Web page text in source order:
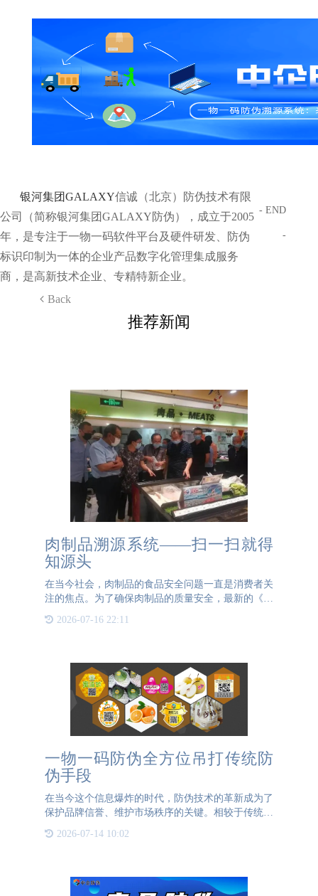
银河集团GALAXY信诚（北京）防伪技术有限
公司（简称银河集团GALAXY防伪），成立于2005
年，是专注于一物一码软件平台及硬件研发、防伪
标识印制为一体的企业产品数字化管理集成服务
商，是高新技术企业、专精特新企业。
Back
- END
-
推荐新闻
肉制品溯源系统——扫一扫就得
知源头
在当今社会，肉制品的食品安全问题一直是消费者关
注的焦点。为了确保肉制品的质量安全，最新的《食
品安全法》要求食品企业必须实施食品可追溯系统。
这一规定的目的是通过透明化生产流程来强化食品的
2026-07-16 22:11
一物一码防伪全方位吊打传统防
伪手段
在当今这个信息爆炸的时代，防伪技术的革新成为了
保护品牌信誉、维护市场秩序的关键。相较于传统防
伪手段，一物一码防伪技术以其全方位的优势，无疑
在市场上占据了领先地位，对传统防伪手段形成了强
2026-07-14 10:02